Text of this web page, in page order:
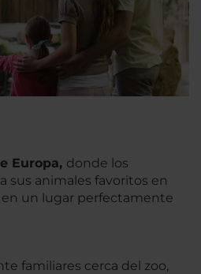
Europa, donde los
sus animales favoritos en
un lugar perfectamente
familiares cerca del zoo,